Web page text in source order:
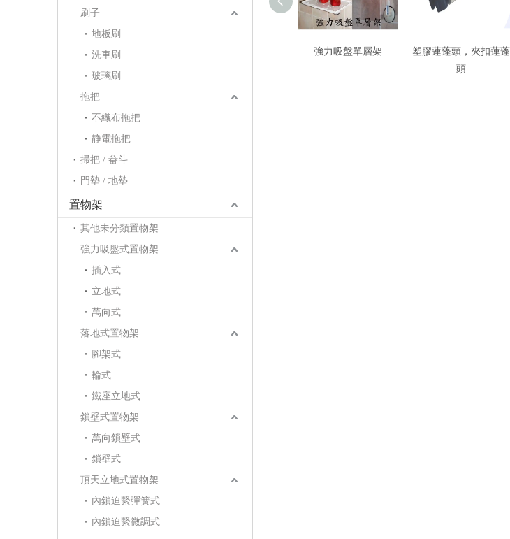
刷子
地板刷
洗車刷
玻璃刷
拖把
不織布拖把
静電拖把
掃把 / 畚斗
門墊 / 地墊
置物架
其他未分類置物架
強力吸盤式置物架
插入式
立地式
萬向式
落地式置物架
腳架式
輪式
鐵座立地式
鎖壁式置物架
萬向鎖壁式
鎖壁式
頂天立地式置物架
內鎖迫緊彈簧式
內鎖迫緊微調式
強力吸盤單層架
塑膠蓮蓬頭，夾扣蓮蓬
頭